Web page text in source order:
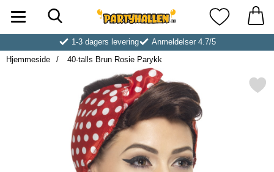
Startsiden for Partyhallen ABMine
1-3 dagers levering
Anmeldelser 4.7/5
Hjemmeside
40-talls Brun Rosie Parykk
Merk 40-talls Brun Rosie